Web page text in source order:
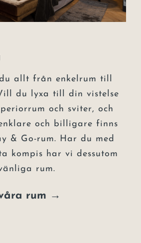
allt från enkelrum till
du lyxa till din vistelse
och sviter, och
och billigare finns
& Go-rum. Har du med
kompis har vi dessutom
rum.
rum →